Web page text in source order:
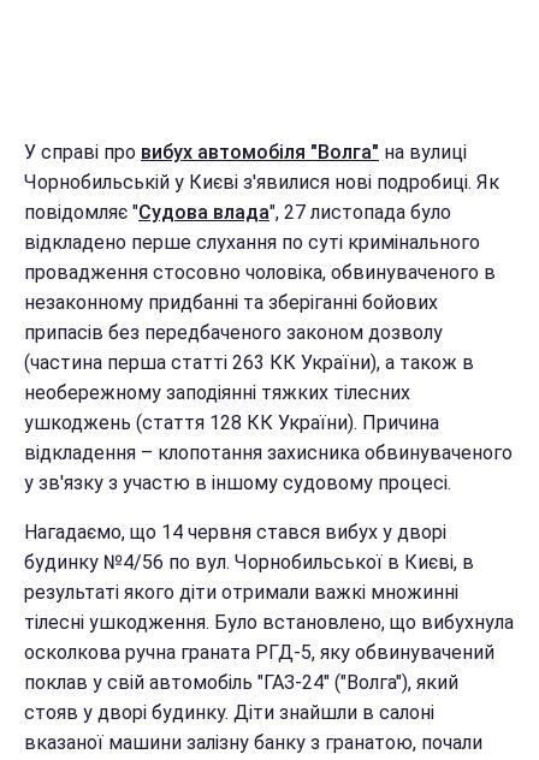
У справі про вибух автомобіля "Волга" на вулиці
Чорнобильській у Києві з'явилися нові подробиці. Як
повідомляє "Судова влада", 27 листопада було
відкладено перше слухання по суті кримінального
провадження стосовно чоловіка, обвинуваченого в
незаконному придбанні та зберіганні бойових
припасів без передбаченого законом дозволу
(частина перша статті 263 КК України), а також в
необережному заподіянні тяжких тілесних
ушкоджень (стаття 128 КК України). Причина
відкладення – клопотання захисника обвинуваченого
у зв'язку з участю в іншому судовому процесі.
Нагадаємо, що 14 червня стався вибух у дворі
будинку №4/56 по вул. Чорнобильської в Києві, в
результаті якого діти отримали важкі множинні
тілесні ушкодження. Було встановлено, що вибухнула
осколкова ручна граната РГД-5, яку обвинувачений
поклав у свій автомобіль "ГАЗ-24" ("Волга"), який
стояв у дворі будинку. Діти знайшли в салоні
вказаної машини залізну банку з гранатою, почали